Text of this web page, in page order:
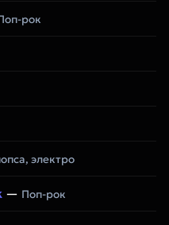
рок
электро
— Поп-рок